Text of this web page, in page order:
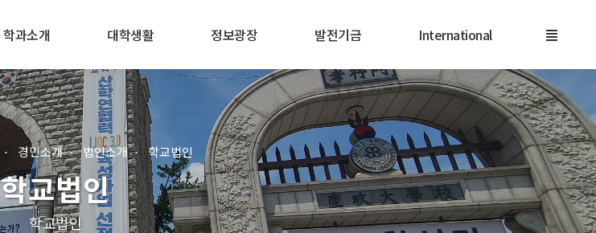
학과소개 대학생활 정보광장 발전기금 International
경민소개 법인소개 학교법인
학교법인
학교법인